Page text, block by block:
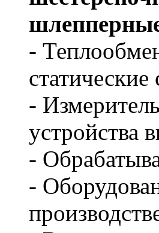
-
статические
-
устройства
-
-